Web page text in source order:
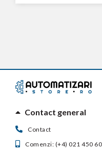
Contact general
Contact
Comenzi: (+4) 021 450